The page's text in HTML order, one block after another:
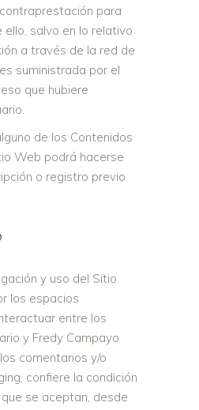
para
salvo en lo relativo
a través de la red de
suministrada por el
que hubiere
de los Contenidos
Web podrá hacerse
o registro previo
y uso del Sitio
los espacios
entre los
y Fredy Campayo
comentarios y/o
confiere la condición
se aceptan, desde